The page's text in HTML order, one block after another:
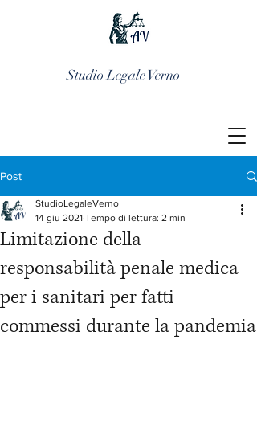
Studio Legale Verno
Post
Limitazione della
responsabilità penale medica
per i sanitari per fatti
commessi durante la pandemia
StudioLegaleVerno
14 giu 2021 Tempo di lettura: 2 min